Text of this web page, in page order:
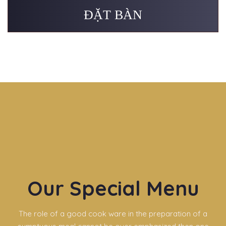
Our Special Menu
The role of a good cook ware in the preparation of a